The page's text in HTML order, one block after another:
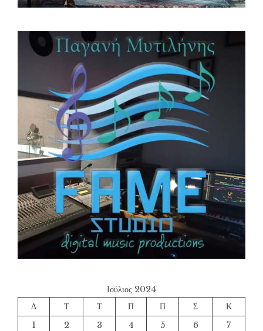
Ιούλιος 2024
Δ
Τ Τ Π Π Σ
Κ
1
2 3 4 5 6
7